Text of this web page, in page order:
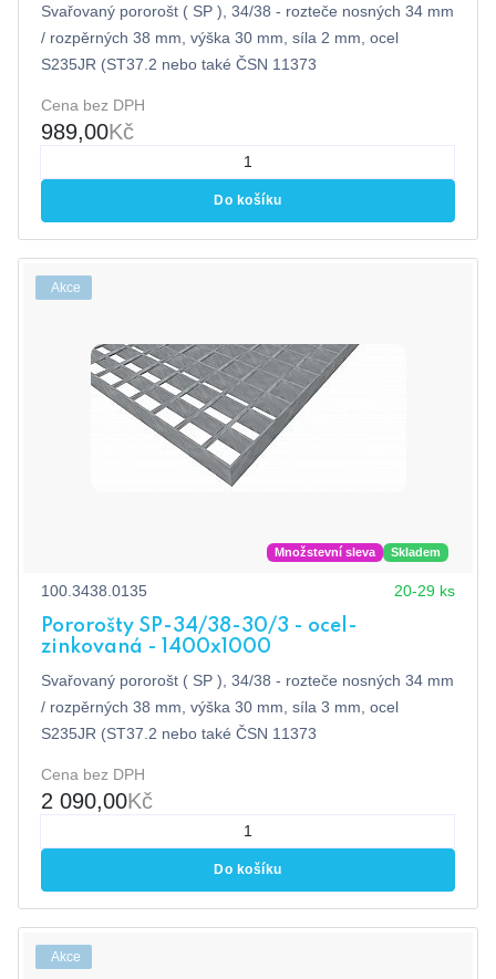
Svařovaný pororošt ( SP ), 34/38 - rozteče nosných 34 mm
/ rozpěrných 38 mm, výška 30 mm, síla 2 mm, ocel
S235JR (ST37.2 nebo také ČSN 11373
Cena bez DPH
989,00Kč
Do košíku
Akce
Množstevní sleva Skladem
100.3438.0135 20-29 ks
Pororošty SP-34/38-30/3 - ocel-
zinkovaná - 1400x1000
Svařovaný pororošt ( SP ), 34/38 - rozteče nosných 34 mm
/ rozpěrných 38 mm, výška 30 mm, síla 3 mm, ocel
S235JR (ST37.2 nebo také ČSN 11373
Cena bez DPH
2 090,00Kč
Do košíku
Akce